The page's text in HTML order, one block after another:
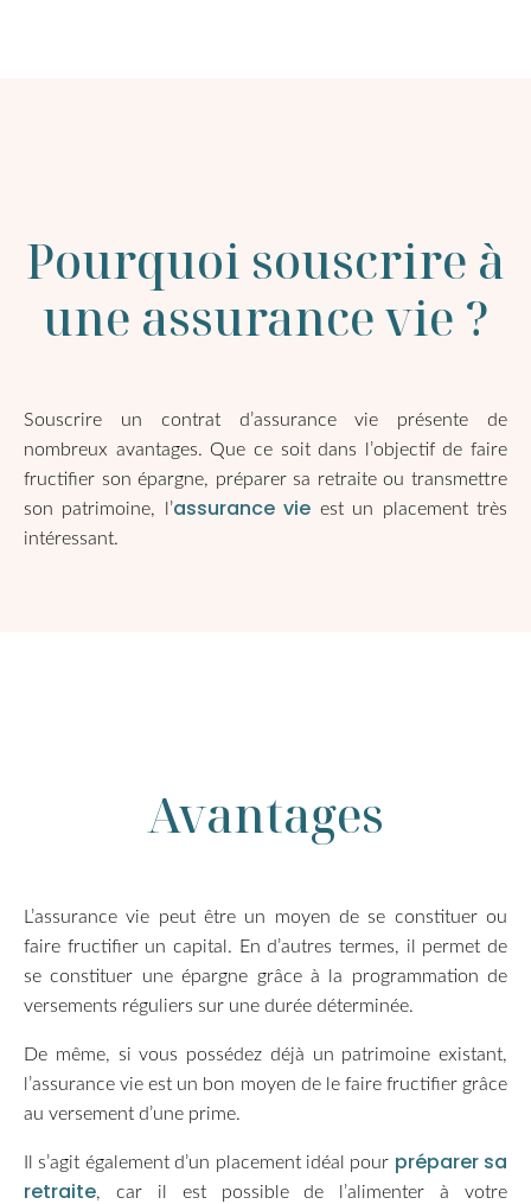
Pourquoi souscrire à
une assurance vie ?
Souscrire un contrat d’assurance vie présente de
nombreux avantages. Que ce soit dans l’objectif de faire
fructifier son épargne, préparer sa retraite ou transmettre
son patrimoine, l’assurance vie est un placement très
intéressant.
Avantages
L’assurance vie peut être un moyen de se constituer ou
faire fructifier un capital. En d’autres termes, il permet de
se constituer une épargne grâce à la programmation de
versements réguliers sur une durée déterminée.
De même, si vous possédez déjà un patrimoine existant,
l’assurance vie est un bon moyen de le faire fructifier grâce
au versement d’une prime.
Il s’agit également d’un placement idéal pour préparer sa
retraite, car il est possible de l’alimenter à votre